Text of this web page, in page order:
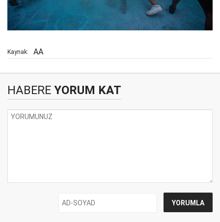
Kaynak: AA
HABERE YORUM KAT